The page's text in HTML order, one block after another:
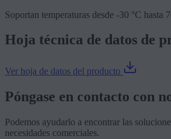
Soportan temperaturas desde -30 °C hasta
Hoja técnica de datos de
Ver hoja de datos del producto
Póngase en contacto con
Podemos ayudarlo a encontrar las
necesidades comerciales.